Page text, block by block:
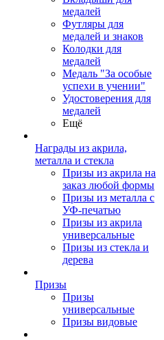
медалей
Футляры для
медалей и знаков
Колодки для
медалей
Медаль "За особые
успехи в учении"
Удостоверения для
медалей
Ещё
Награды из акрила,
металла и стекла
Призы из акрила на
заказ любой формы
Призы из металла с
УФ-печатью
Призы из акрила
универсальные
Призы из стекла и
дерева
Призы
Призы
универсальные
Призы видовые